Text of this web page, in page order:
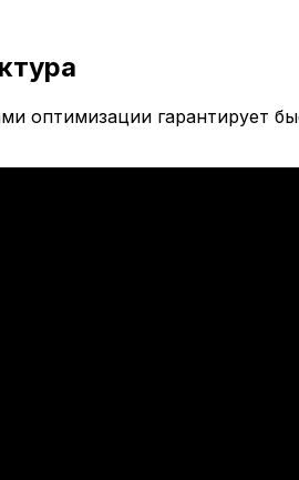
оптимизации гарантирует